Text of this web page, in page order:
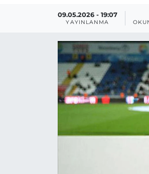
09.05.2026 - 19:07
YAYINLANMA
Haber Arşivi